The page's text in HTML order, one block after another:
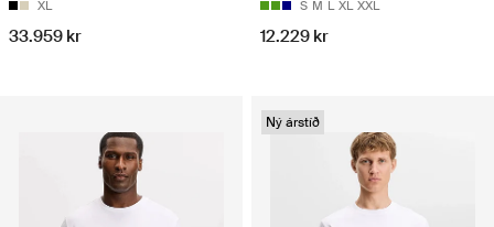
XL
33.959 kr
S M L XL XXL
12.229 kr
Ný árstíð